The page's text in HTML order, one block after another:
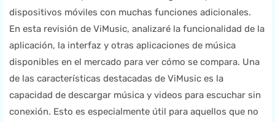
dispositivos móviles con muchas funciones adicionales.
En esta revisión de ViMusic, analizaré la funcionalidad de la
aplicación, la interfaz y otras aplicaciones de música
disponibles en el mercado para ver cómo se compara. Una
de las características destacadas de ViMusic es la
capacidad de descargar música y videos para escuchar sin
conexión. Esto es especialmente útil para aquellos que no